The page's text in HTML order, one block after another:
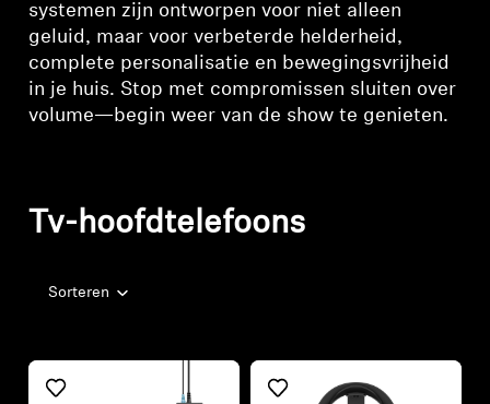
systemen zijn ontworpen voor niet alleen
geluid, maar voor verbeterde helderheid,
complete personalisatie en bewegingsvrijheid
in je huis. Stop met compromissen sluiten over
volume—begin weer van de show te genieten.
Tv-hoofdtelefoons
Sorteren